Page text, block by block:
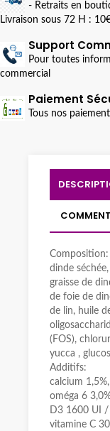
- Retraits en
Livraison sous 72 H :
Support
Pour toutes
commercial
Paiement
Tous nos
Composition:
dinde
graisse de
de foie de
de lin, huile
(FOS),
yucca ,
Additifs:
calcium
oméga 6
D3 1600 UI /
vitamine C